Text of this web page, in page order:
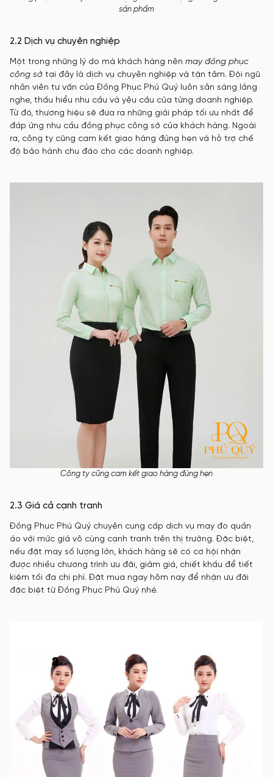
sản phẩm
2.2 Dịch vụ chuyên nghiệp
Một trong những lý do mà khách hàng nên may đồng phục
công sở tại đây là dịch vụ chuyên nghiệp và tận tâm. Đội ngũ
nhân viên tư vấn của Đồng Phục Phú Quý luôn sẵn sàng lắng
nghe, thấu hiểu nhu cầu và yêu cầu của từng doanh nghiệp.
Từ đó, thương hiệu sẽ đưa ra những giải pháp tối ưu nhất để
đáp ứng nhu cầu đồng phục công sở của khách hàng. Ngoài
ra, công ty cũng cam kết giao hàng đúng hẹn và hỗ trợ chế
độ bảo hành chu đáo cho các doanh nghiệp.
Công ty cũng cam kết giao hàng đúng hẹn
2.3 Giá cả cạnh tranh
Đồng Phục Phú Quý chuyên cung cấp dịch vụ may đo quần
áo với mức giá vô cùng cạnh tranh trên thị trường. Đặc biệt,
nếu đặt may số lượng lớn, khách hàng sẽ có cơ hội nhận
được nhiều chương trình ưu đãi, giảm giá, chiết khấu để tiết
kiệm tối đa chi phí. Đặt mua ngay hôm nay để nhận ưu đãi
đặc biệt từ Đồng Phục Phú Quý nhé.